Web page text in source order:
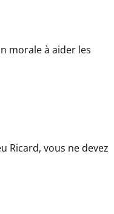
morale à aider les
Ricard, vous ne devez